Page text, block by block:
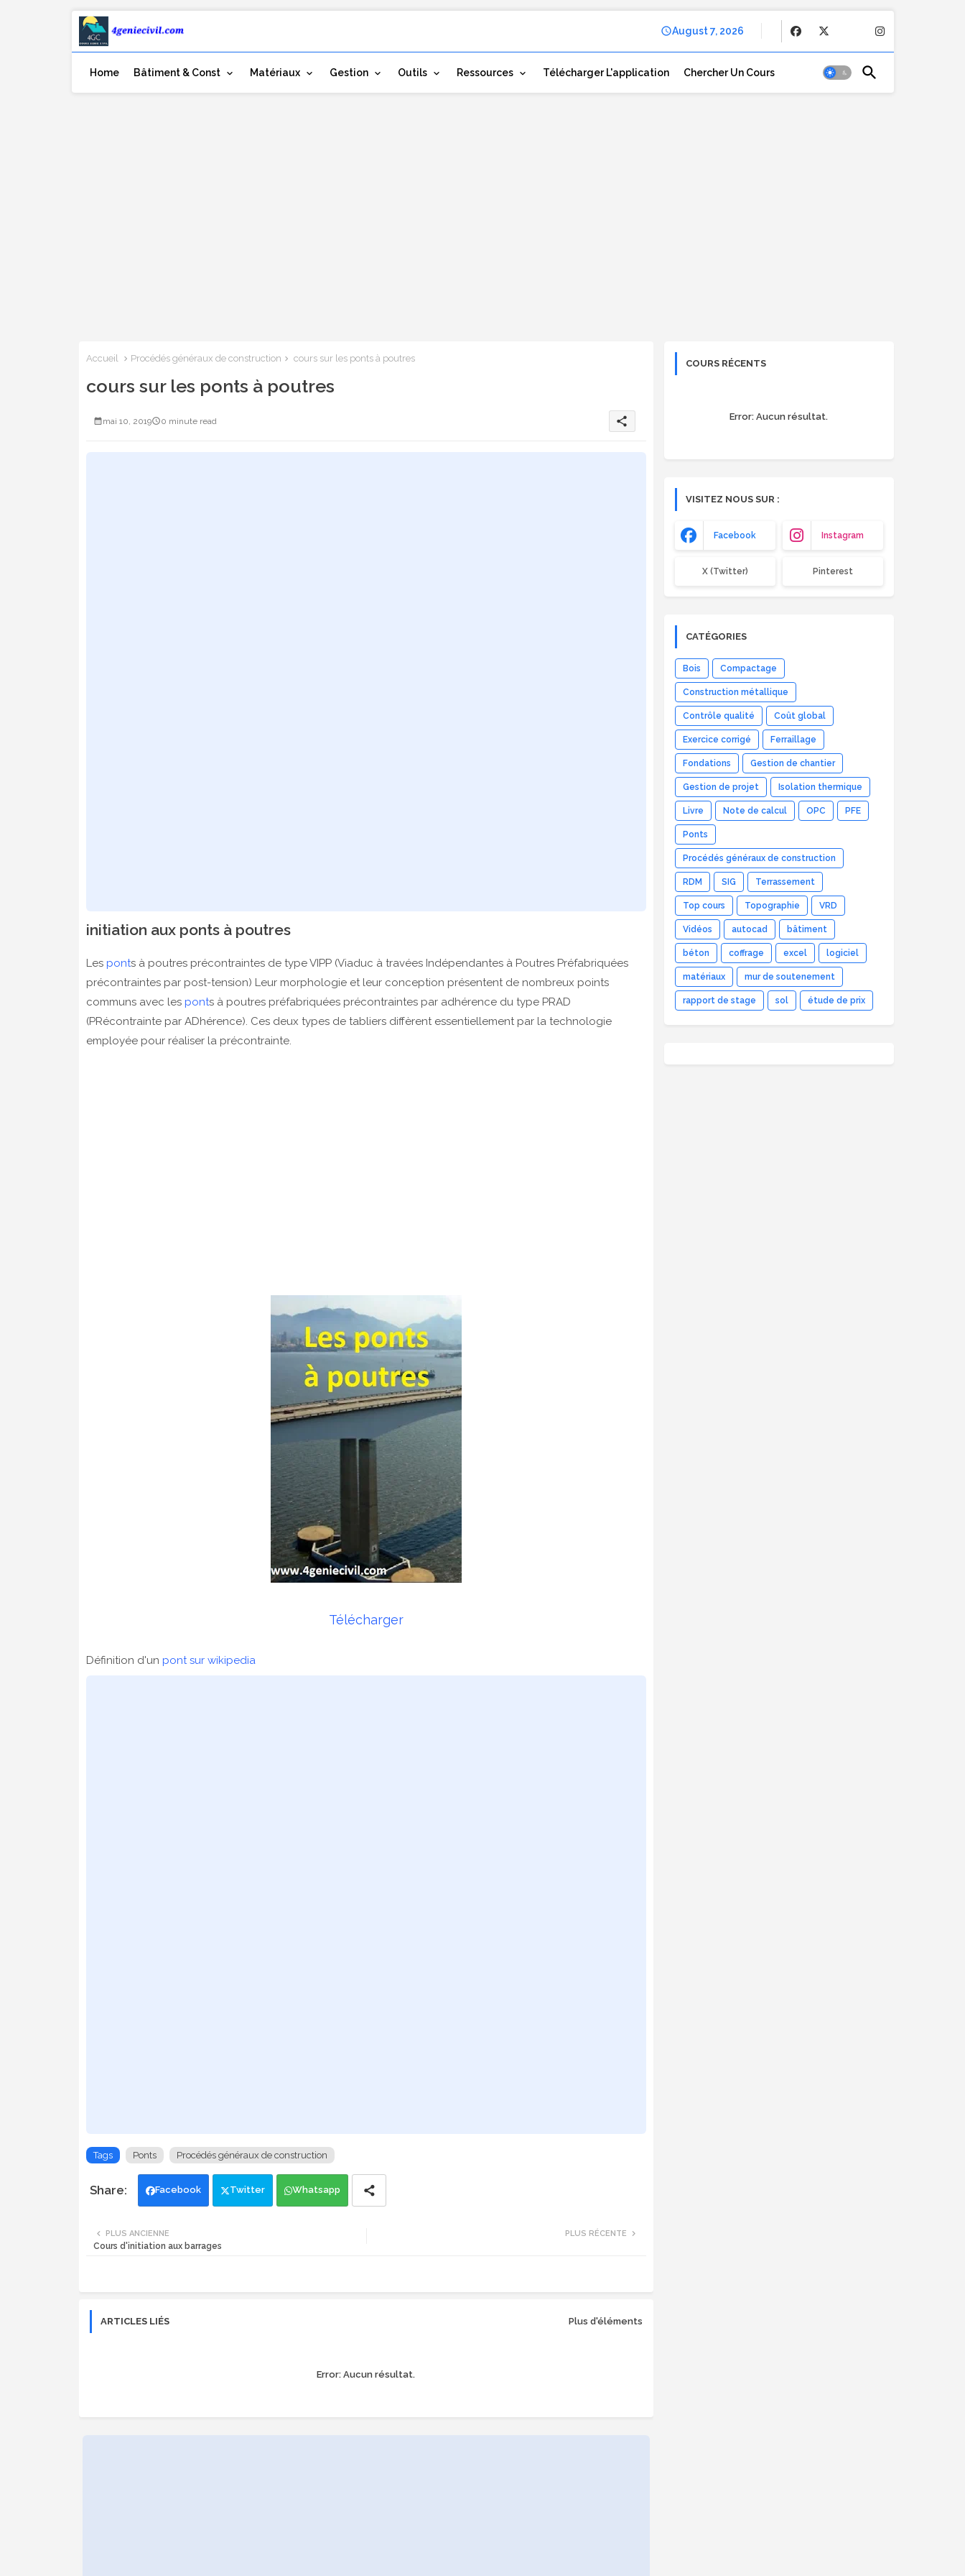
August 7, 2026
Home Bâtiment & Const Matériaux Gestion Outils Ressources Télécharger L'application Chercher Un Cours
Accueil Procédés généraux de construction cours sur les ponts à poutres
cours sur les ponts à poutres
mai 10, 2019 0 minute read share
initiation aux ponts à poutres
Les ponts à poutres précontraintes de type VIPP (Viaduc à travées Indépendantes à Poutres Préfabriquées
précontraintes par post-tension) Leur morphologie et leur conception présentent de nombreux points
communs avec les ponts à poutres préfabriquées précontraintes par adhérence du type PRAD
(PRécontrainte par ADhérence). Ces deux types de tabliers diffèrent essentiellement par la technologie
employée pour réaliser la précontrainte.
Télécharger
Définition d'un pont sur wikipedia
Tags Ponts Procédés généraux de construction
Facebook Twitter Whatsapp
PLUS RÉCENTE
PLUS ANCIENNE
Cours d'initiation aux barrages
ARTICLES LIÉS Plus d'éléments
Error: Aucun résultat.
COURS RÉCENTS
Error: Aucun résultat.
VISITEZ NOUS SUR :
Facebook Instagram
X (Twitter) Pinterest
CATÉGORIES
Bois Compactage
Construction métallique
Contrôle qualité Coût global
Exercice corrigé Ferraillage
Fondations Gestion de chantier
Gestion de projet Isolation thermique
Livre Note de calcul OPC PFE
Ponts
Procédés généraux de construction
RDM SIG Terrassement
Top cours Topographie VRD
Vidéos autocad bâtiment
béton coffrage excel logiciel
matériaux mur de soutenement
rapport de stage sol étude de prix